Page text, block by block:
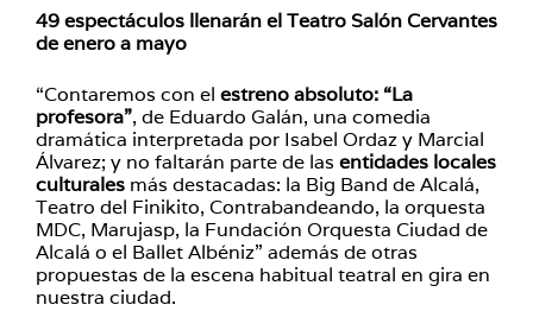
49 espectáculos llenarán el Teatro Salón Cervantes
de enero a mayo
“Contaremos con el estreno absoluto: “La
profesora”, de Eduardo Galán, una comedia
dramática interpretada por Isabel Ordaz y Marcial
Álvarez; y no faltarán parte de las entidades locales
culturales más destacadas: la Big Band de Alcalá,
Teatro del Finikito, Contrabandeando, la orquesta
MDC, Marujasp, la Fundación Orquesta Ciudad de
Alcalá o el Ballet Albéniz” además de otras
propuestas de la escena habitual teatral en gira en
nuestra ciudad.